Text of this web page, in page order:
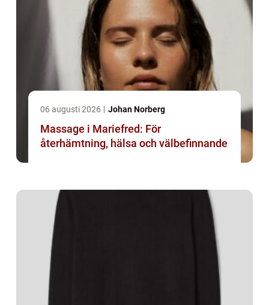
06 augusti 2026 Johan Norberg
Massage i Mariefred: För
återhämtning, hälsa och välbefinnande